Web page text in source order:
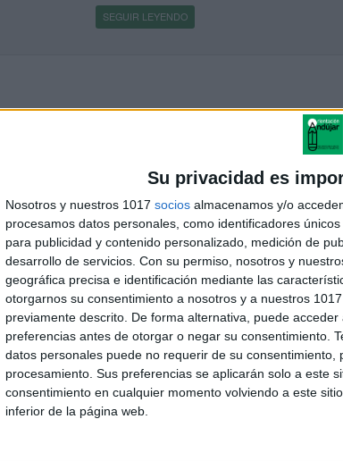
Su privacidad es
Nosotros y nuestros 1017 socios almacenamos y/o
procesamos datos personales, como identificadores
para publicidad y contenido personalizado, medición de
desarrollo de servicios. Con su permiso, nosotros y
geográfica precisa e identificación mediante las
otorgarnos su consentimiento a nosotros y a nuestros
previamente descrito. De forma alternativa, puede
preferencias antes de otorgar o negar su consentimiento.
datos personales puede no requerir de su
procesamiento. Sus preferencias se aplicarán solo a este
consentimiento en cualquier momento volviendo a este
inferior de la página web.
SEGUIR LEYENDO